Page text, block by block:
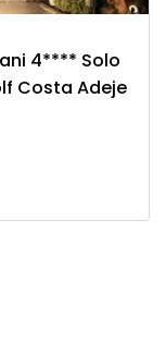
4**** Solo
Costa Adeje